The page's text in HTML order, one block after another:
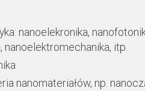
nanoelekronika,
nanoelektromechanika, itp.
nanomateriałów, np.